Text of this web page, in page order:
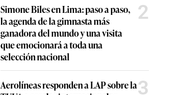
Simone Biles en Lima: paso a paso,
la agenda de la gimnasta más
ganadora del mundo y una visita
que emocionará a toda una
selección nacional
2
Aerolíneas responden a LAP sobre la3